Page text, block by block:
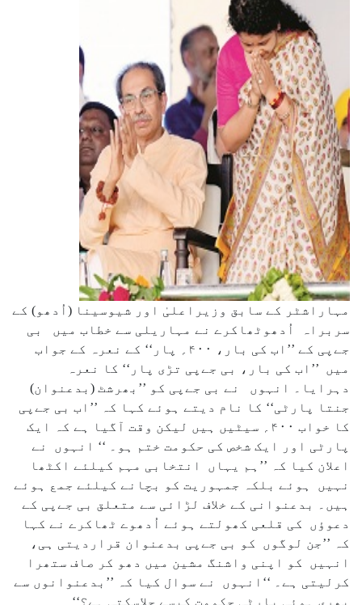
مہاراشٹر کے سابق وزیراعلیٰ اور شیوسینا (اُدھو) کے
سربراہ اُدھوٹھاکرے نے مہاریلی سے خطاب میں بی
جےپی کے ’’اب کی بار، ۴۰۰؍ پار‘‘ کے نعرہ کے جواب
میں ’’اب کی بار، بی جےپی تڑی پار‘‘ کا نعرہ
دہرایا۔ انہوں نے بی جےپی کو ’’بھرشٹ (بدعنوان)
جنتا پارٹی‘‘ کا نام دیتے ہوئے کہا کہ ’’اب بی جےپی
کا خواب ۴۰۰؍ سیٹیں ہیں لیکن وقت آگیا ہے کہ ایک
پارٹی اور ایک شخص کی حکومت ختم ہو۔ ‘‘ انہوں نے
اعلان کیا کہ ’’ہم یہاں انتخابی مہم کیلئے اکٹھا
نہیں ہوئے بلکہ جمہوریت کو بچانے کیلئے جمع ہوئے
ہیں۔ بدعنوانی کے خلاف لڑائی سے متعلق بی جےپی کے
دعوؤں کی قلعی کھولتے ہوئے اُدھوے ٹھاکرے نے کہا
کہ ’’جن لوگوں کو بی جےپی بدعنوان قراردیتی ہی،
انہیں کو اپنی واشنگ مشین میں دھو کر صاف ستھرا
کرلیتی ہے۔ ‘‘انہوں نے سوال کیا کہ ’’بدعنوانوں سے
بھری ہوئی پارٹی حکومت کیسے چلاسکتی ہے؟‘‘